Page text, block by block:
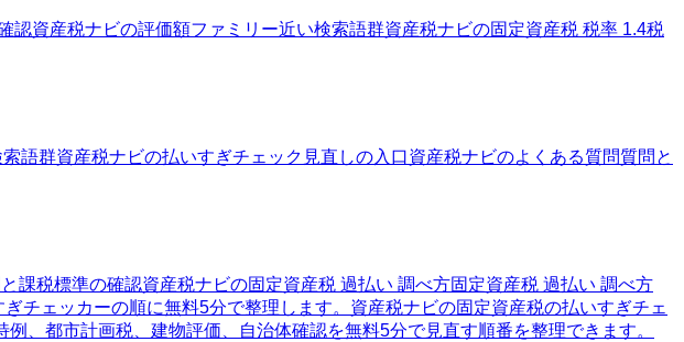
認資産税ナビの評価額ファミリー近い検索語群資産税ナビの固定資産税 税率 1.4税
語群資産税ナビの払いすぎチェック 見直しの入口資産税ナビのよくある質問質問と
課税標準の確認資産税ナビの固定資産税 過払い 調べ方固定資産税 過払い 調べ方
チェッカーの順に無料5分で整理します。 資産税ナビの固定資産税の払いすぎチェ
、都市計画税、建物評価、自治体確認を無料5分で見直す順番を整理できます。